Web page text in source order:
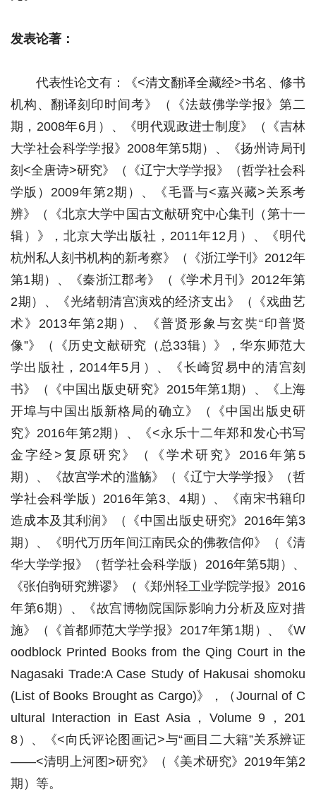
发表论著：
代表性论文有：《<清文翻译全藏经>书名、修书
机构、翻译刻印时间考》（《法鼓佛学学报》第二
期，2008年6月）、《明代观政进士制度》（《吉林
大学社会科学学报》2008年第5期）、《扬州诗局刊
刻<全唐诗>研究》（《辽宁大学学报》（哲学社会科
学版）2009年第2期）、《毛晋与<嘉兴藏>关系考
辨》（《北京大学中国古文献研究中心集刊（第十一
辑）》，北京大学出版社，2011年12月）、《明代
杭州私人刻书机构的新考察》（《浙江学刊》2012年
第1期）、《秦浙江郡考》（《学术月刊》2012年第
2期）、《光绪朝清宫演戏的经济支出》（《戏曲艺
术》2013年第2期）、《普贤形象与玄奘“印普贤
像”》（《历史文献研究（总33辑）》，华东师范大
学出版社，2014年5月）、《长崎贸易中的清宫刻
书》（《中国出版史研究》2015年第1期）、《上海
开埠与中国出版新格局的确立》（《中国出版史研
究》2016年第2期）、《<永乐十二年郑和发心书写
金字经>复原研究》（《学术研究》2016年第5
期）、《故宫学术的滥觞》（《辽宁大学学报》（哲
学社会科学版）2016年第3、4期）、《南宋书籍印
造成本及其利润》（《中国出版史研究》2016年第3
期）、《明代万历年间江南民众的佛教信仰》（《清
华大学学报》（哲学社会科学版）2016年第5期）、
《张伯驹研究辨谬》（《郑州轻工业学院学报》2016
年第6期）、《故宫博物院国际影响力分析及应对措
施》（《首都师范大学学报》2017年第1期）、《W
oodblock Printed Books from the Qing Court in the
Nagasaki Trade:A Case Study of Hakusai shomoku
(List of Books Brought as Cargo)》，（Journal of C
ultural Interaction in East Asia，Volume 9，201
8）、《<向氏评论图画记>与“画目二大籍”关系辨证
——<清明上河图>研究》（《美术研究》2019年第2
期）等。